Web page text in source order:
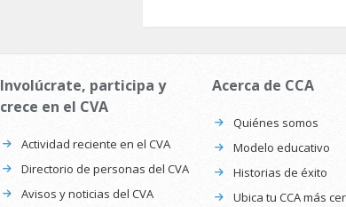
Involúcrate, participa y
crece en el CVA
Actividad reciente en el CVA
Directorio de personas del CVA
Avisos y noticias del CVA
Acerca de CCA
Quiénes somos
Modelo educativo
Historias de éxito
Ubica tu CCA más